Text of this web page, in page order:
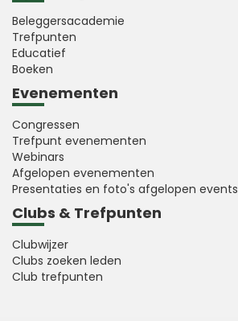
Beleggersacademie
Trefpunten
Educatief
Boeken
Evenementen
Congressen
Trefpunt evenementen
Webinars
Afgelopen evenementen
Presentaties en foto's afgelopen events
Clubs & Trefpunten
Clubwijzer
Clubs zoeken leden
Club trefpunten